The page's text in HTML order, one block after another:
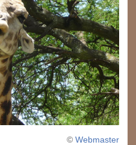
© Webmaster